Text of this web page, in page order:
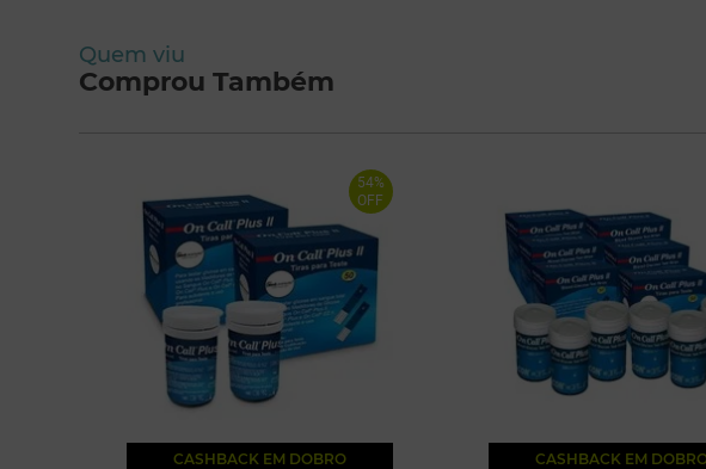
Quem viu
Comprou Também
54%
OFF
CASHBACK EM DOBRO CASHBACK EM